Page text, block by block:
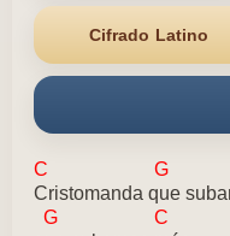
Cifrado Latino
C G
Cristomanda que
G C